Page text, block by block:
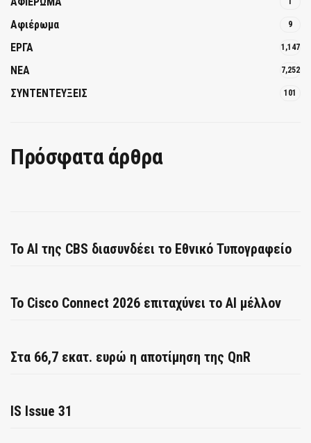
Αφιέρωμα 9
ΕΡΓΑ 1,147
ΝΕΑ 7,252
ΣΥΝΤΕΝΤΕΥΞΕΙΣ 101
Πρόσφατα άρθρα
Το AI της CBS διασυνδέει το Εθνικό Τυπογραφείο
Το Cisco Connect 2026 επιταχύνει το AI μέλλον
Στα 66,7 εκατ. ευρώ η αποτίμηση της QnR
IS Issue 31